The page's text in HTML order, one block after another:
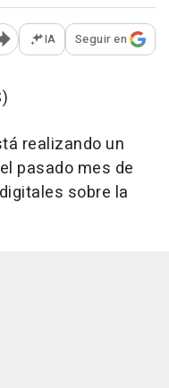
Abrir opciones para
IA Seguir en
realizando un
pasado mes de
sobre la